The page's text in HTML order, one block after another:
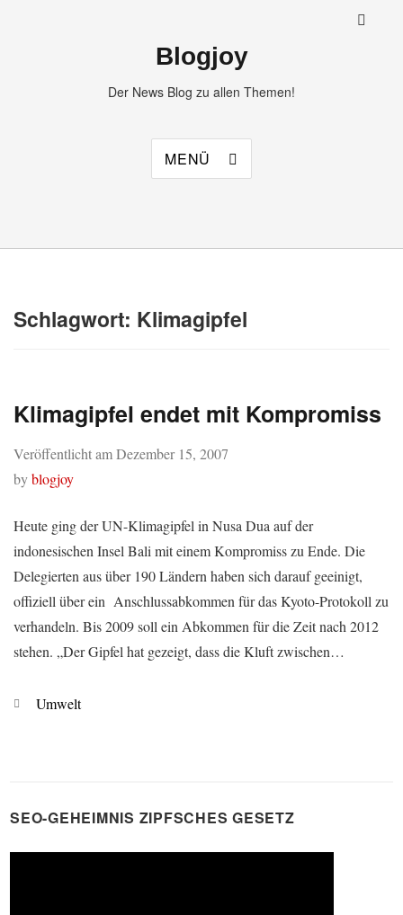
Blogjoy
Der News Blog zu allen Themen!
MENÜ
Schlagwort: Klimagipfel
Klimagipfel endet mit Kompromiss
Veröffentlicht amDezember 15, 2007
byblogjoy
Heute ging der UN-Klimagipfel in Nusa Dua auf der
indonesischen Insel Bali mit einem Kompromiss zu Ende. Die
Delegierten aus über 190 Ländern haben sich darauf geeinigt,
offiziell über ein Anschlussabkommen für das Kyoto-Protokoll zu
verhandeln. Bis 2009 soll ein Abkommen für die Zeit nach 2012
stehen. „Der Gipfel hat gezeigt, dass die Kluft zwischen…
Kategorien
Umwelt
SEO-GEHEIMNIS ZIPFSCHES GESETZ